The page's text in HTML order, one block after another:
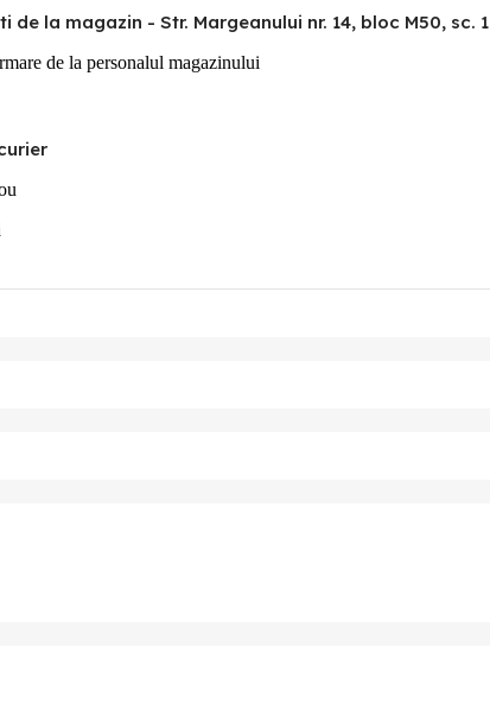
de la magazin - Str. Margeanului nr. 14, bloc M50, sc. 1
de la personalul magazinului